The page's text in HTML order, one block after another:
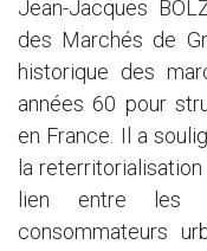
Jean-Jacques
des Marchés de
historique des
années 60 pour
en France. Il a
la reterritorialisation
lien entre les
consommateurs